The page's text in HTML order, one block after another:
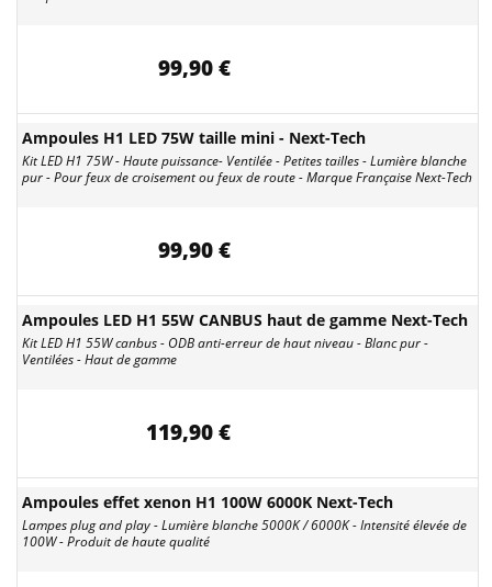
99,90 €
Ampoules H1 LED 75W taille mini - Next-Tech
Kit LED H1 75W - Haute puissance- Ventilée - Petites tailles - Lumière blanche
pur - Pour feux de croisement ou feux de route - Marque Française Next-Tech
99,90 €
Ampoules LED H1 55W CANBUS haut de gamme Next-Tech
Kit LED H1 55W canbus - ODB anti-erreur de haut niveau - Blanc pur -
Ventilées - Haut de gamme
119,90 €
Ampoules effet xenon H1 100W 6000K Next-Tech
Lampes plug and play - Lumière blanche 5000K / 6000K - Intensité élevée de
100W - Produit de haute qualité